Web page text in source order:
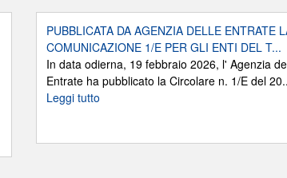
PUBBLICATA DA AGENZIA DELLE ENTRATE
COMUNICAZIONE 1/E PER GLI ENTI DEL T...
In data odierna, 19 febbraio 2026, l' Agenzia
Entrate ha pubblicato la Circolare n. 1/E del
Leggi tutto